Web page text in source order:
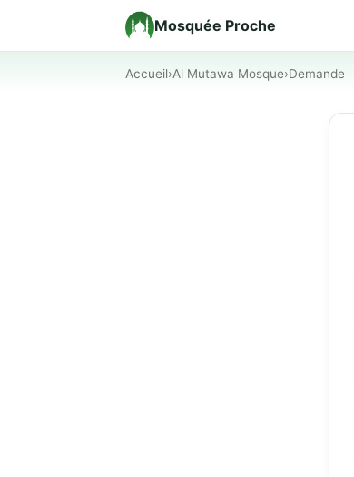
Mosquée Proche
Accueil›Al Mutawa Mosque›Demande